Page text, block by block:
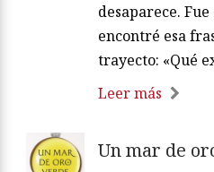
desaparece.
encontré esa
trayecto: «Qué
Leer más
Un mar de